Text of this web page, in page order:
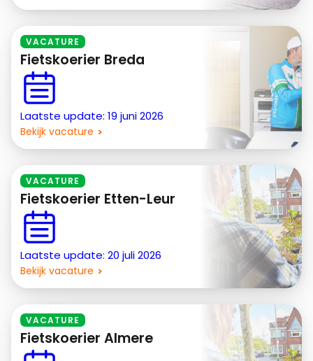
VACATURE
Fietskoerier Breda
Laatste update: 19 juni 2026
Bekijk vacature
VACATURE
Fietskoerier Etten-Leur
Laatste update: 20 juli 2026
Bekijk vacature
VACATURE
Fietskoerier Almere